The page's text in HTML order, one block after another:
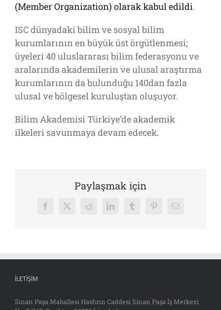
(Member Organization) olarak kabul edildi.
ISC dünyadaki bilim ve sosyal bilim
kurumlarının en büyük üst örgütlenmesi;
üyeleri 40 uluslararası bilim federasyonu ve
aralarında akademilerin ve ulusal araştırma
kurumlarının da bulunduğu 140dan fazla
ulusal ve bölgesel kuruluştan oluşuyor.
Bilim Akademisi Türkiye’de akademik
ilkeleri savunmaya devam edecek.
Paylaşmak için
Facebook
X Reddit LinkedInTumblrPinterest
E-
İLETIŞIM
Sinan Paşa Mahallesi Hasfırın Caddesi Sinan Paşa İş Merkezi